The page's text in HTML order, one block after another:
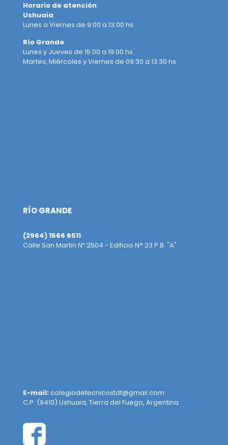
Horario de atención:
Ushuaia
Lunes a Viernes de 9:00 a 13:00 hs.
Río Grande
Lunes y Jueves de 15:00 a 19:00 hs.
Martes, Miércoles y Viernes de 09:30 a 13:30 hs.
RÍO GRANDE
(2964) 1566 6511
Calle San Martin Nº 2504 - Edificio N° 23 P.B. "A"
E-mail: colegiodetecnicostdf@gmail.com
C.P. (9410) Ushuaia, Tierra del Fuego, Argentina